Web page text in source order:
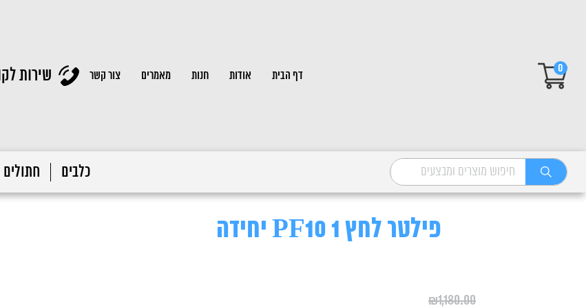
0
דף הבית אודות חנות מאמרים צור קשר שירות
כלבים חתולים
פילטר לחץ PF10 1 יחידה
₪1,180.00